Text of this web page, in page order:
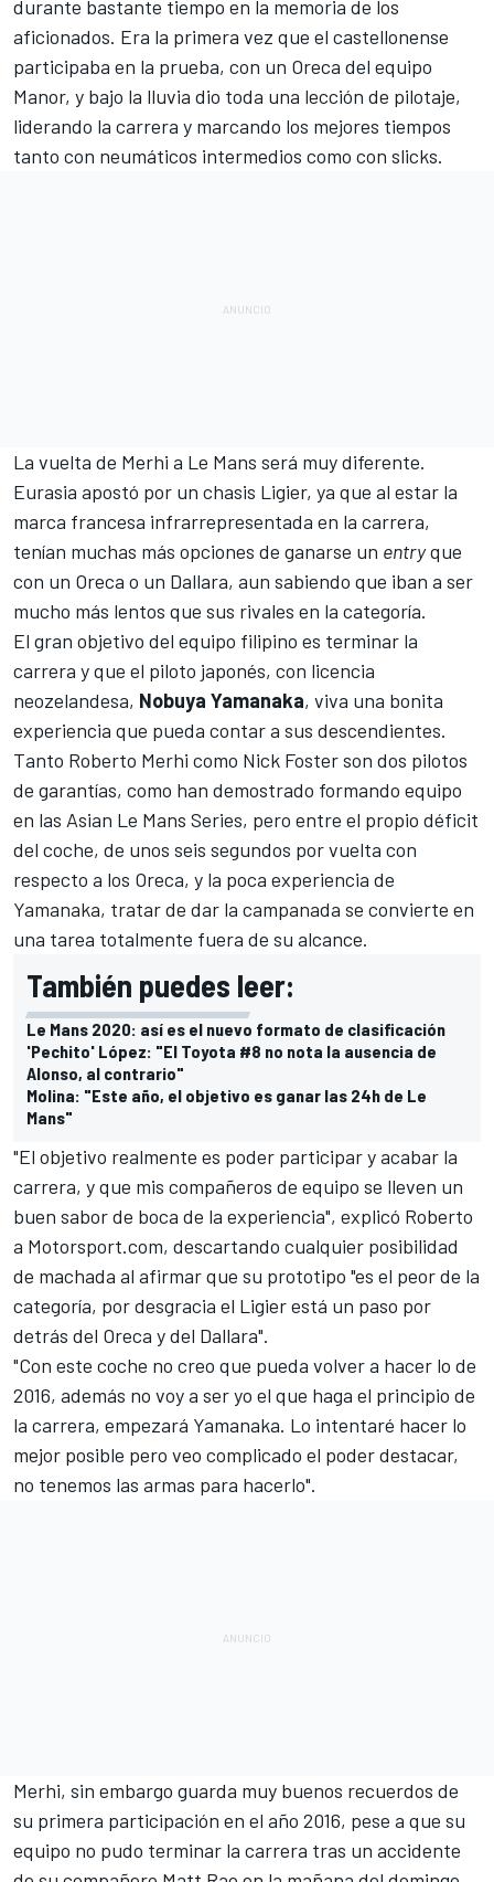
durante bastante tiempo en la memoria de los
aficionados. Era la primera vez que el castellonense
participaba en la prueba, con un Oreca del equipo
Manor, y bajo la lluvia dio toda una lección de pilotaje,
liderando la carrera y marcando los mejores tiempos
tanto con neumáticos intermedios como con slicks.
La vuelta de Merhi a Le Mans será muy diferente.
Eurasia apostó por un chasis Ligier, ya que al estar la
marca francesa infrarrepresentada en la carrera,
tenían muchas más opciones de ganarse un entryque
con un Oreca o un Dallara, aun sabiendo que iban a ser
mucho más lentos que sus rivales en la categoría.
El gran objetivo del equipo filipino es terminar la
carrera y que el piloto japonés, con licencia
neozelandesa, Nobuya Yamanaka, viva una bonita
experiencia que pueda contar a sus descendientes.
Tanto Roberto Merhi como Nick Foster son dos pilotos
de garantías, como han demostrado formando equipo
en las Asian Le Mans Series, pero entre el propio déficit
del coche, de unos seis segundos por vuelta con
respecto a los Oreca, y la poca experiencia de
Yamanaka, tratar de dar la campanada se convierte en
una tarea totalmente fuera de su alcance.
También puedes leer:
Le Mans 2020: así es el nuevo formato de clasificación
'Pechito' López: "El Toyota #8 no nota la ausencia de
Alonso, al contrario"
Molina: "Este año, el objetivo es ganar las 24h de Le
Mans"
"El objetivo realmente es poder participar y acabar la
carrera, y que mis compañeros de equipo se lleven un
buen sabor de boca de la experiencia", explicó Roberto
a Motorsport.com, descartando cualquier posibilidad
de machada al afirmar que su prototipo "es el peor de la
categoría, por desgracia el Ligier está un paso por
detrás del Oreca y del Dallara".
"Con este coche no creo que pueda volver a hacer lo de
2016, además no voy a ser yo el que haga el principio de
la carrera, empezará Yamanaka. Lo intentaré hacer lo
mejor posible pero veo complicado el poder destacar,
no tenemos las armas para hacerlo".
Merhi, sin embargo guarda muy buenos recuerdos de
su primera participación en el año 2016, pese a que su
equipo no pudo terminar la carrera tras un accidente